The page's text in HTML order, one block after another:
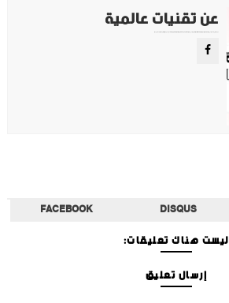
عن تقنيات عالمية
DISQUS
FACEBOOK
ليست هناك تعليقات:
إرسال تعليق